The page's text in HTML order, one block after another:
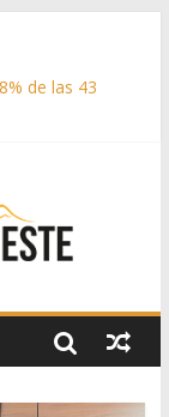
de las 43
de la
los incendios
Aula de